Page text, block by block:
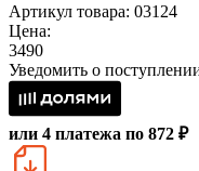
Артикул товара: 03124
Цена:
3490
Уведомить о
или 4 платежа по 872 ₽